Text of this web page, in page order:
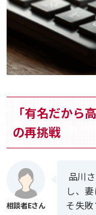
「有名だから
の再挑戦
品川
し、
そ失